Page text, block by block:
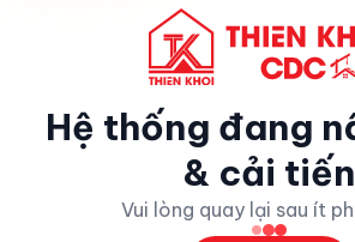
Hệ thống đang
& cải tiến
Vui lòng quay lại sau ít